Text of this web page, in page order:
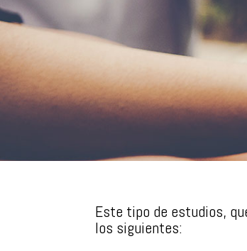
Este tipo de estudios,
los siguientes: